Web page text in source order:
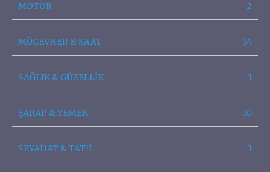
MOTOR 2
MÜCEVHER & SAAT 14
SAĞLIK & GÜZELLİK 3
ŞARAP & YEMEK 10
SEYAHAT & TATİL 3